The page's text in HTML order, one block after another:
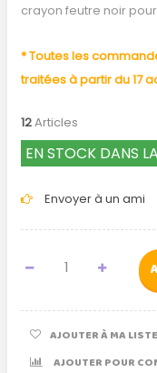
crayon feutre noir
* Toutes les
traitées à partir du 17
12Articles
EN STOCK DANS
Envoyer à un ami
AJOUTER À MA LISTE
AJOUTER POUR